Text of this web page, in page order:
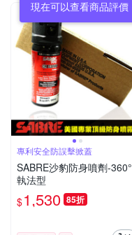
專利安全防誤擊掀蓋
SABRE沙豹防身噴劑-360°
執法型
$1,530 85折